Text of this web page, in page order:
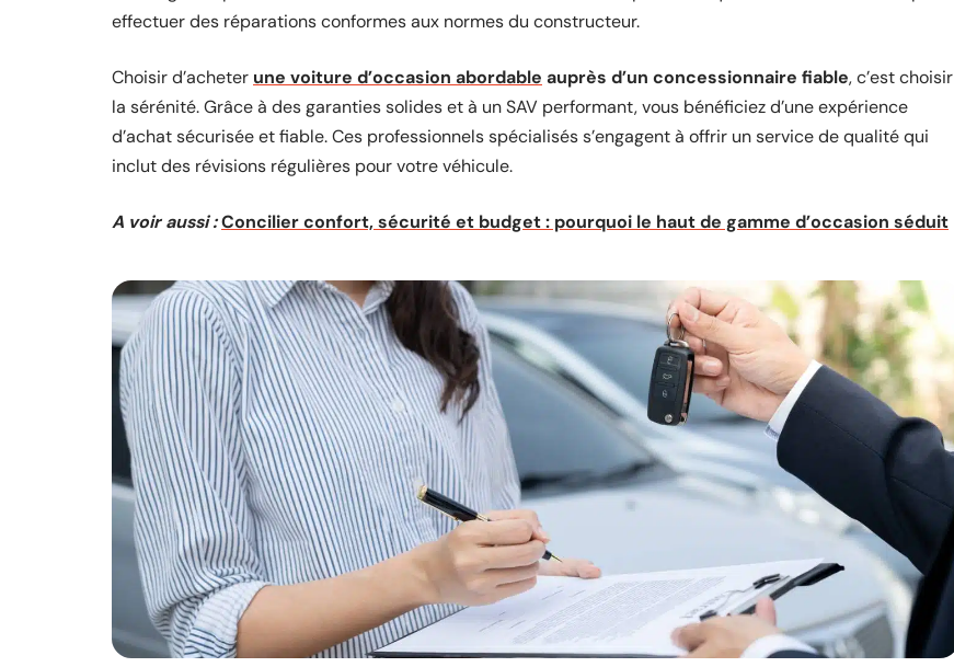
effectuer des réparations conformes aux normes du constructeur.
Choisir d’acheter une voiture d’occasion abordable auprès d’un concessionnaire fiable, c’est choisir
la sérénité. Grâce à des garanties solides et à un SAV performant, vous bénéficiez d’une expérience
d’achat sécurisée et fiable. Ces professionnels spécialisés s’engagent à offrir un service de qualité qui
inclut des révisions régulières pour votre véhicule.
A voir aussi :Concilier confort, sécurité et budget : pourquoi le haut de gamme d’occasion séduit